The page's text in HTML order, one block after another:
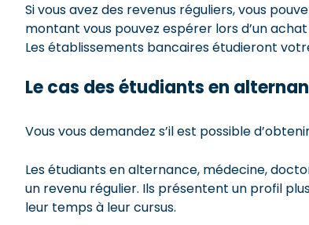
Si vous avez des revenus réguliers, vous
montant vous pouvez espérer lors d’un
Les établissements bancaires étudieront
Le cas des étudiants en
Vous vous demandez s’il est possible
Les étudiants en alternance, médecine,
un revenu régulier. Ils présentent un profil
leur temps à leur cursus.